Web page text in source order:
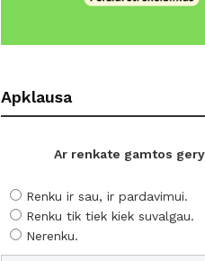
Apklausa
Ar renkate gamtos
Renku ir sau, ir pardavimui.
Renku tik tiek kiek suvalgau.
Nerenku.